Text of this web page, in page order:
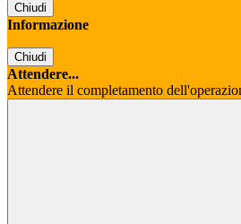
Chiudi
Informazione
Chiudi
Attendere...
Attendere il completamento